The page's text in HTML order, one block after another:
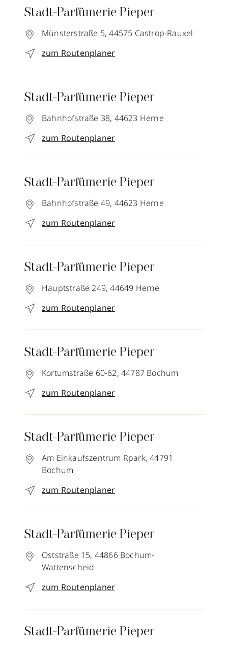
Stadt-Parfümerie Pieper
Münsterstraße 5, 44575 Castrop-Rauxel
zum Routenplaner
Stadt-Parfümerie Pieper
Bahnhofstraße 38, 44623 Herne
zum Routenplaner
Stadt-Parfümerie Pieper
Bahnhofstraße 49, 44623 Herne
zum Routenplaner
Stadt-Parfümerie Pieper
Hauptstraße 249, 44649 Herne
zum Routenplaner
Stadt-Parfümerie Pieper
Kortumstraße 60-62, 44787 Bochum
zum Routenplaner
Stadt-Parfümerie Pieper
Am Einkaufszentrum Rpark, 44791
Bochum
zum Routenplaner
Stadt-Parfümerie Pieper
Oststraße 15, 44866 Bochum-
Wattenscheid
zum Routenplaner
Stadt-Parfümerie Pieper